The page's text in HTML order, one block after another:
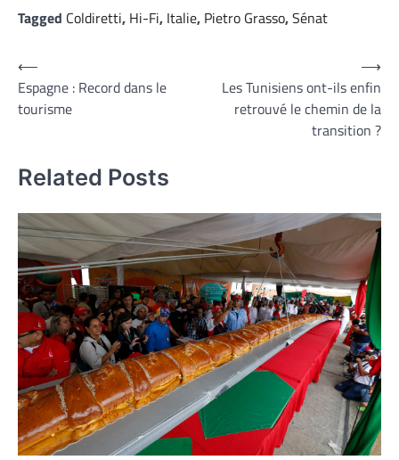
Tagged Coldiretti, Hi-Fi, Italie, Pietro Grasso,Sénat
Navigation
de
l’article
⟵
Espagne : Record dans le
tourisme
Les Tunisiens ont-ils enfin
retrouvé le chemin de la
transition ?
⟶
Related Posts